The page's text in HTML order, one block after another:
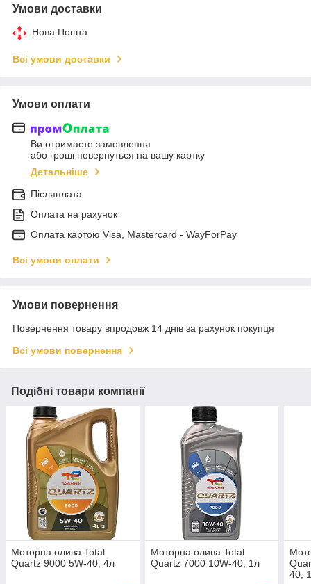
Умови доставки
Нова Пошта
Всі умови доставки
Умови оплати
Ви отримаєте замовлення
або гроші повернуться на вашу картку
Детальніше
Післяплата
Оплата на рахунок
Оплата картою Visa, Mastercard - WayForPay
Всі умови оплати
Умови повернення
Повернення товару впродовж 14 днів за рахунок покупця
Всі умови повернення
Подібні товари компанії
Моторна олива Total
Quartz 9000 5W-40, 4л
Моторна олива Total
Quartz 7000 10W-40, 1л
40,